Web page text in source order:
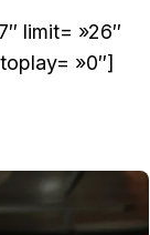
limit= »26″
»0″]